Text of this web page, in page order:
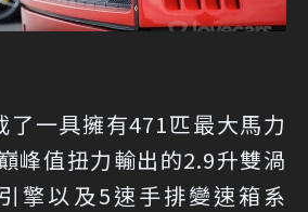
一具擁有471匹最大馬力
峰值扭力輸出的2.9升雙渦
擎以及5速手排變速箱系